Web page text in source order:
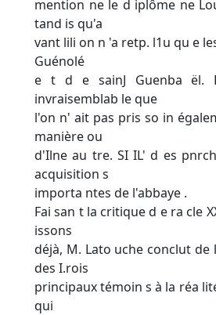
mention ne le d iplôme ne
tand is qu'a­
vant lili on n 'a retp. l1u qu e
Guénolé
e t d e sainJ Guenba ël.
invraisemblab le que
l'on n' ait pas pris so in
manière ou
d'Ilne au tre. SI IL' d es
acquisition s
importa ntes de l'abbaye .
Fai san t la critique d e ra cle
issons
déjà, M. Lato uche conclut
des I.rois
principaux témoin s à la réa
qui